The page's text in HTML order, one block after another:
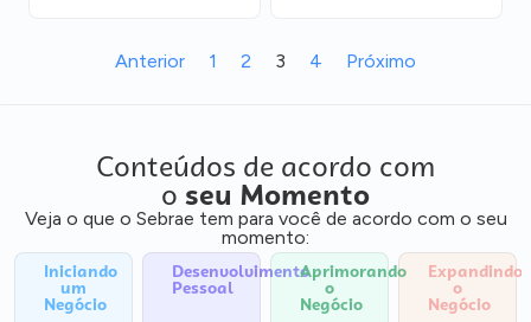
Anterior 1 2 3 4 Próximo
Conteúdos de acordo com
o seu Momento
Veja o que o Sebrae tem para você de acordo com o seu
momento:
Iniciando
um
Negócio
Desenvolvimento
Pessoal
Aprimorando
o
Negócio
Expandindo
o
Negócio